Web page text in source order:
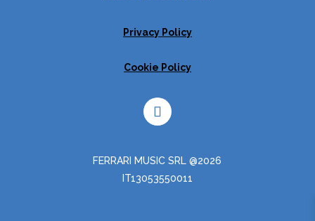
Privacy Policy
Cookie Policy
FERRARI MUSIC SRL @2026
IT13053550011